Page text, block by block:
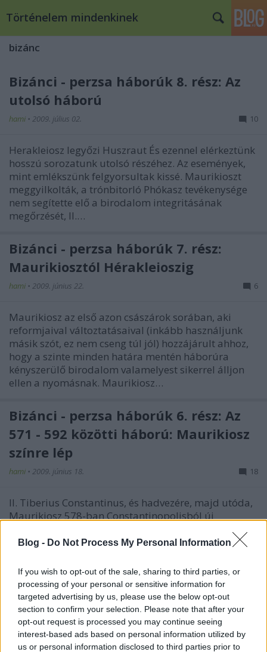
Blog - Do Not Process My Personal Information
If you wish to opt-out of the sale, sharing to third parties, or
processing of your personal or sensitive information for
targeted advertising by us, please use the below opt-out
section to confirm your selection. Please note that after your
opt-out request is processed you may continue seeing
interest-based ads based on personal information utilized by
us or personal information disclosed to third parties prior to
Történelem mindenkinek
bizánc
Bizánci - perzsa háborúk 8. rész: Az
utolsó háború
hami • 2009. július 02. 10
Herakleiosz legyőzi Huszraut És ezennel elérkeztünk
hosszú sorozatunk utolsó részéhez. Az események,
mint emlékszünk felgyorsultak kissé. Maurikioszt
meggyilkolták, a trónbitorló Phókasz tevékenysége
nem segítette elő a birodalom integritásának
megőrzését, II.…
Bizánci - perzsa háborúk 7. rész:
Maurikiosztól Hérakleioszig
hami • 2009. június 22. 6
Maurikiosz az első azon császárok sorában, aki
reformjaival változtatásaival (inkább használjunk
másik szót, ez nem cseng túl jól) hozzájárult ahhoz,
hogy a szinte minden határa mentén háborúra
kényszerülő birodalom valamelyest sikerrel álljon
ellen a nyomásnak. Maurikiosz…
Bizánci - perzsa háborúk 6. rész: Az
571 - 592 közötti háború: Maurikiosz
színre lép
hami • 2009. június 18. 18
II. Tiberius Constantinus, és hadvezére, majd utóda,
Maurikiosz 578-ban Constantinopolisból új
magister militumot neveztek ki keletre, mégpedig a
kappadókiai Mauríkioszt. A következő évtizedek
Bizánci - perzsa háborúk 5. rész: Az
571 - 592 közötti háború első
szakasza
hami •2009. június 15.